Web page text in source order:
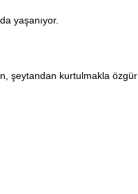
yaşanıyor.
şeytandan kurtulmakla özgür